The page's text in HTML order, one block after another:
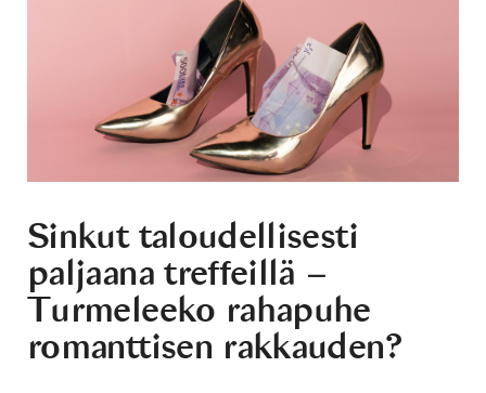
Sinkut taloudellisesti
paljaana treffeillä –
Turmeleeko rahapuhe
romanttisen rakkauden?